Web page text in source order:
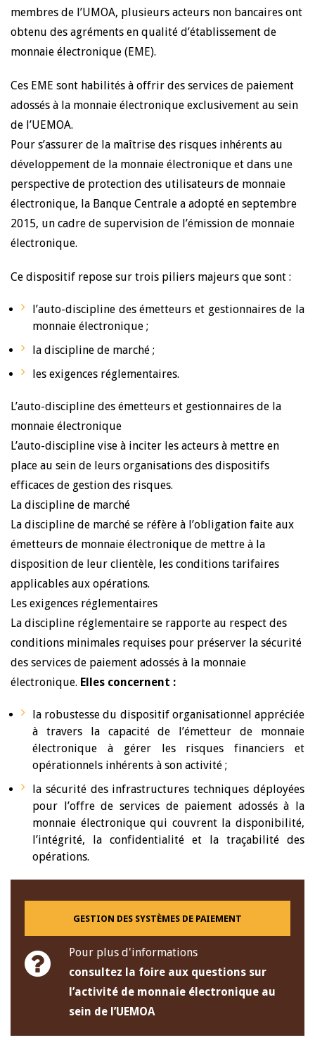
membres de l’UMOA, plusieurs acteurs non bancaires ont
obtenu des agréments en qualité d’établissement de
monnaie électronique (EME).
Ces EME sont habilités à offrir des services de paiement
adossés à la monnaie électronique exclusivement au sein
de l’UEMOA.
Pour s’assurer de la maîtrise des risques inhérents au
développement de la monnaie électronique et dans une
perspective de protection des utilisateurs de monnaie
électronique, la Banque Centrale a adopté en septembre
2015, un cadre de supervision de l’émission de monnaie
électronique.
Ce dispositif repose sur trois piliers majeurs que sont :
l’auto-discipline des émetteurs et gestionnaires de la
monnaie électronique ;
la discipline de marché ;
les exigences réglementaires.
L’auto-discipline des émetteurs et gestionnaires de la
monnaie électronique
L’auto-discipline vise à inciter les acteurs à mettre en
place au sein de leurs organisations des dispositifs
efficaces de gestion des risques.
La discipline de marché
La discipline de marché se réfère à l’obligation faite aux
émetteurs de monnaie électronique de mettre à la
disposition de leur clientèle, les conditions tarifaires
applicables aux opérations.
Les exigences réglementaires
La discipline réglementaire se rapporte au respect des
conditions minimales requises pour préserver la sécurité
des services de paiement adossés à la monnaie
électronique. Elles concernent :
la robustesse du dispositif organisationnel appréciée
à travers la capacité de l’émetteur de monnaie
électronique à gérer les risques financiers et
opérationnels inhérents à son activité ;
la sécurité des infrastructures techniques déployées
pour l’offre de services de paiement adossés à la
monnaie électronique qui couvrent la disponibilité,
l’intégrité, la confidentialité et la traçabilité des
opérations.
GESTION DES SYSTÈMES DE PAIEMENT
Pour plus d'informations
consultez la foire aux questions sur
l’activité de monnaie électronique au
sein de l’UEMOA